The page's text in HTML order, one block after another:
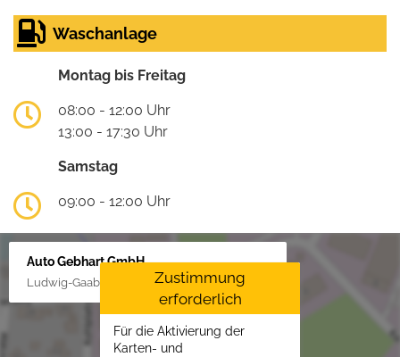
Waschanlage
Montag bis Freitag
08:00 - 12:00 Uhr
13:00 - 17:30 Uhr
Samstag
09:00 - 12:00 Uhr
Auto Gebhart GmbH
Ludwig-Gaab-Str. 4, 88427 Bad Schussenried
Zustimmung
erforderlich
Für die Aktivierung der
Karten- und